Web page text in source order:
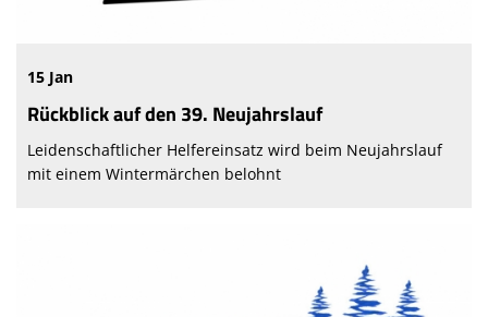
15 Jan
Rückblick auf den 39. Neujahrslauf
Leidenschaftlicher Helfereinsatz wird beim Neujahrslauf
mit einem Wintermärchen belohnt